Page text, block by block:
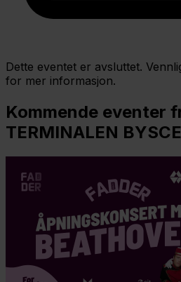
Dette eventet er avsluttet.
for mer informasjon.
Kommende eventer
TERMINALEN